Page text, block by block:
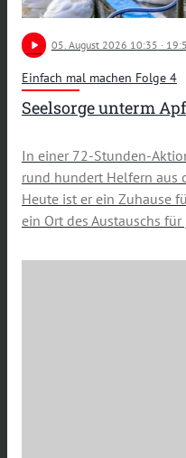
play_arrow 05. August 2026 10:35 ·
Einfach mal machen Folge 4
Seelsorge unterm
In einer 72-Stunden-
rund hundert Helfern aus
Heute ist er ein Zuhause
ein Ort des Austauschs